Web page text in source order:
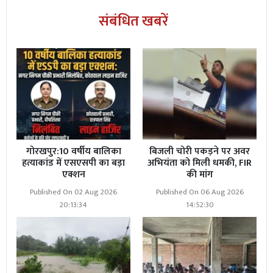
संबंधित खबरें
गोरखपुर:10 वर्षीय बालिका
हत्याकांड में एसएसपी का बड़ा
एक्शन
Published On 02 Aug 2026
20:13:34
बिजली चोरी पकड़ने पर अवर
अभियंता को मिली धमकी, FIR
की मांग
Published On 06 Aug 2026
14:52:30